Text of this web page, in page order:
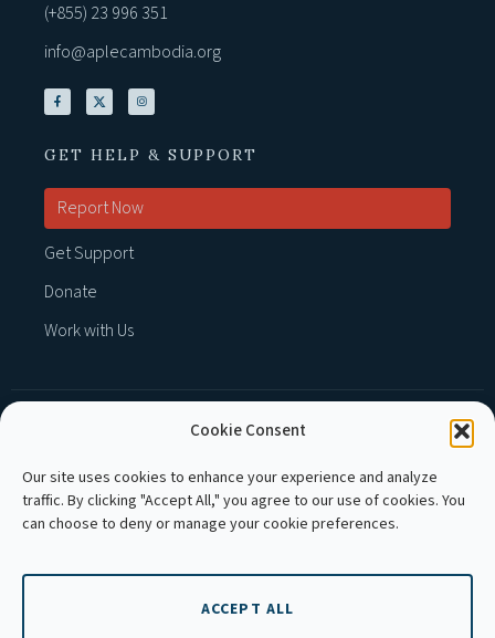
Cookie Consent
Our site uses cookies to enhance your experience and analyze
traffic. By clicking "Accept All," you agree to our use of cookies. You
can choose to deny or manage your cookie preferences.
ACCEPT ALL
(+855) 23 996 351
info@aplecambodia.org
GET HELP & SUPPORT
Report Now
Get Support
Donate
Work with Us
Copyright © 2026 APLE Cambodia. All rights